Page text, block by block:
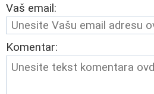
Vaš email:
Komentar: